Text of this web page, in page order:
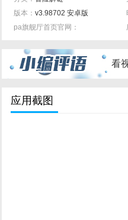
版本： v3.98702 安卓版
pa旗舰厅首页官网：
看
应用截图